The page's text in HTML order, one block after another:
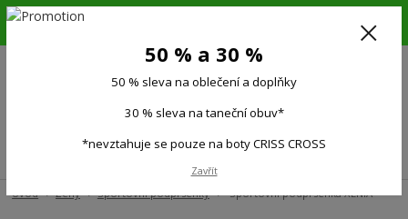
6.-16.8.26. DOVOLENÁ !!! 50 % SLEVA na všechno oblečení a doplňky !!!
(Po-Pá 9:00-15.00)
Úvod Ženy Sportovní podprsenky Sportovní podprsenka XENIA
50 % a 30 %
50 % sleva na oblečení a doplňky
30 % sleva na taneční obuv*
*nevztahuje se pouze na boty CRISS CROSS
Zavřít